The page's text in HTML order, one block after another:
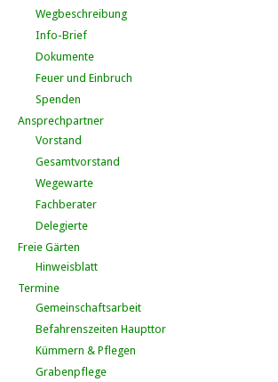
Wegbeschreibung
Info-Brief
Dokumente
Feuer und Einbruch
Spenden
Ansprechpartner
Vorstand
Gesamtvorstand
Wegewarte
Fachberater
Delegierte
Freie Gärten
Hinweisblatt
Termine
Gemeinschaftsarbeit
Befahrenszeiten Haupttor
Kümmern & Pflegen
Grabenpflege